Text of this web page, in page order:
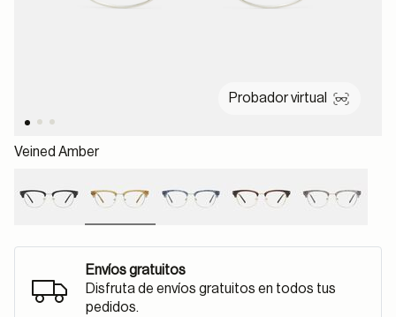
Probador virtual
Veined Amber
Envíos gratuitos
Disfruta de envíos gratuitos en todos tus
pedidos.